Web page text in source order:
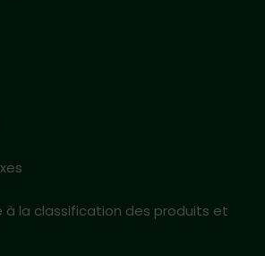
à la classification des produits et